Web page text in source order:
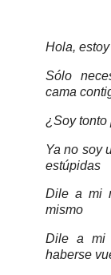
Hola,
Sólo
cama
¿Soy tonto
Ya no soy
estúpidas
Dile a mi
mismo
Dile a mi
haberse